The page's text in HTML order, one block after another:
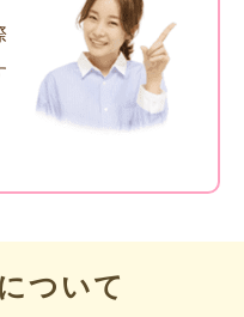
ついて